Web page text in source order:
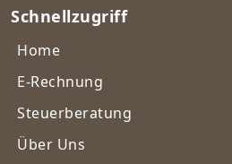
Schnellzugriff
Home
E-Rechnung
Steuerberatung
Über Uns